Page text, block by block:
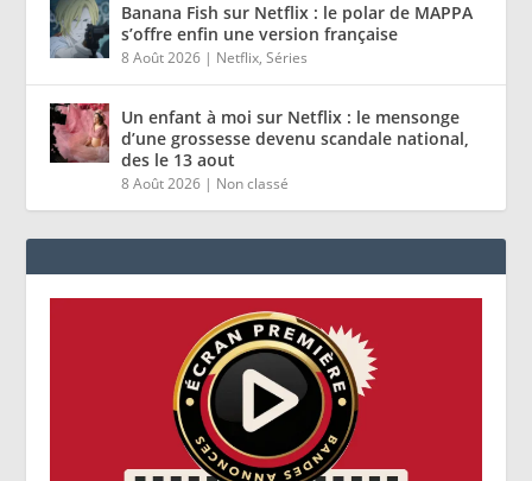
Banana Fish sur Netflix : le polar de MAPPA
s’offre enfin une version française
8 Août 2026 | Netflix,Séries
Un enfant à moi sur Netflix : le mensonge
d’une grossesse devenu scandale national,
des le 13 aout
8 Août 2026 | Non classé